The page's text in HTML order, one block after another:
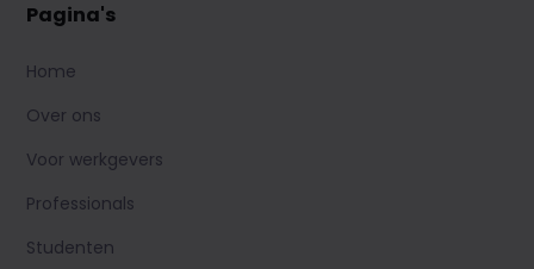
Pagina's
Home
Over ons
Voor werkgevers
Professionals
Studenten